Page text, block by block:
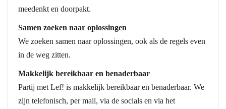
meedenkt en doorpakt.
Samen zoeken naar oplossingen
We zoeken samen naar oplossingen, ook als de regels even
in de weg zitten.
Makkelijk bereikbaar en benaderbaar
Partij met Lef! is makkelijk bereikbaar en benaderbaar. We
zijn telefonisch, per mail, via de socials en via het